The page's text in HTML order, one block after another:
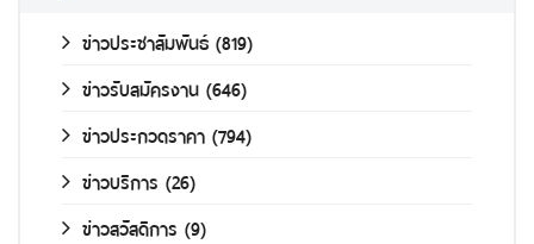
ข่าวประชาสัมพันธ์ (819)
ข่าวรับสมัครงาน (646)
ข่าวประกวดราคา (794)
ข่าวบริการ (26)
ข่าวสวัสดิการ (9)